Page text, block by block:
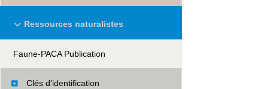
Ressources naturalistes
Faune-PACA Publication
Clés d'identification